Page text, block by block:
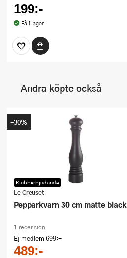
199:-
Få i lager
Andra köpte också
Klubberbjudande
Le Creuset
Pepparkvarn 30 cm matte black
1 recension
Ej medlem 699:-
489:-
-30%